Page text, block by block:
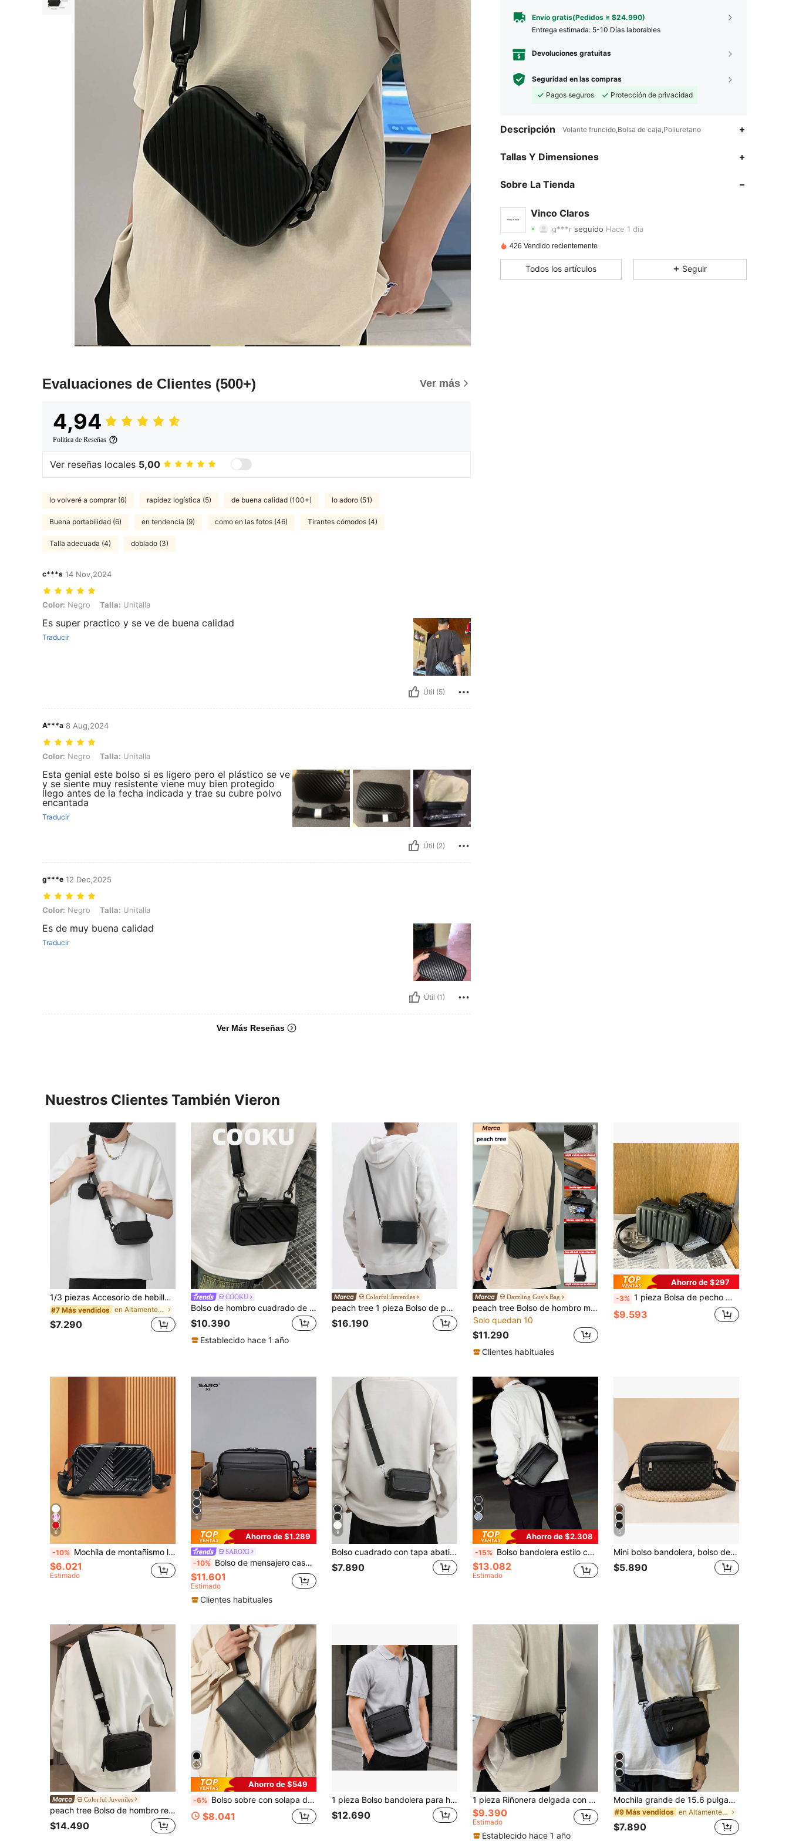
Evaluaciones de Clientes (500+) Ver más
4,94
Política de Reseñas
Ver reseñas locales 5,00
lo volveré a comprar (6) rapidez logística (5) de buena calidad (100+) lo adoro (51)
Buena portabilidad (6) en tendencia (9) como en las fotos (46) Tirantes cómodos (4)
Talla adecuada (4) doblado (3)
c***s 14 Nov,2024
Color: Negro, Talla: Unitalla
Color: Negro Talla: Unitalla
Es super practico y se ve de buena calidad
Traducir
Útil (5)
A***a 8 Aug,2024
Color: Negro, Talla: Unitalla
Color: Negro Talla: Unitalla
Esta genial este bolso si es ligero pero el plástico se ve
y se siente muy resistente viene muy bien protegido
llego antes de la fecha indicada y trae su cubre polvo
encantada
Traducir
Útil (2)
g***e 12 Dec,2025
Color: Negro, Talla: Unitalla
Color: Negro Talla: Unitalla
Es de muy buena calidad
Traducir
Útil (1)
Ver Más Reseñas
Envío gratis(Pedidos ≥ $24.990)
Entrega estimada: 5-10 Días laborables
Devoluciones gratuitas
Seguridad en las compras
Pagos seguros
Protección de privacidad
Descripción Volante fruncido,Bolsa de caja,Poliuretano
Tallas Y Dimensiones
Sobre La Tienda
Vinco Claros
4,92
4,92
4,92
g***r seguido Hace 1 día
4,92
426 Vendido recientemente
Todos los artículos Seguir
Nuestros Clientes También Vieron
1/3 piezas Accesorio de hebilla para bolso bandolera de cintura para deportes al aire libre, bolso bandolera multifuncional y portátil, adecuado para entusiastas militares, bolso camuflado impermeable, aplicable para ciclismo al aire libre, combate y uso quirúrgico (el negro es solo el bolso de cintura), bolso de trabajo, bolso de trabajo
#7 Más vendidos en Altamente recomprado Bolso de hombro inclinado
$7.290
COOKU
Bolso de hombro cuadrado de unicolor para hombres, bolso de mensajero cruzado con correa ajustable
$10.390
Establecido hace 1 año
Colorful Juveniles
peach tree 1 pieza Bolso de pecho/cintura minimalista de moda con estampado de letra, correa ajustable, cierre con cremallera, casual diario, deportivo, de viaje, estilo callejero, ligero, resistente al agua, de nailon con múltiples compartimentos, color melocotón, para hombre, bolso para teléfono, bolso de trabajo
$16.190
Dazzling Guy's Bag
peach tree Bolso de hombro mini de unicolor y versátil, bolso de hombre con diseño de árbol de melocotón para Navidad, artículos esenciales para vacaciones y viajes, regalos para papá, bolso cruzado vintage, bolso de mensajero, bolso de mano, bolso lateral para hombre, regalos divertidos, regalos para hombres, bolso de hombre para invierno, regalos de Navidad, regalos de San Valentín, bolso negro, artículos esenciales para vacaciones, bolsa de bandolera para camping para hombres, pegatinas, de vuelta al colegio, regalos de San Valentín para hombres, regalo vintage, paquete de bolsas cruzadas
Solo quedan 10
$11.290
Clientes habituales
Ahorro de $297
-3% 1 pieza Bolsa de pecho multifuncional para hombres con orificio para auriculares, bolsa de hombro, bolsa cruzada, mochila pequeña, bolsa de hombro ligera, bolsa para teléfono, unicolor, bolsa de bandolera deportiva, bolsa de cintura de gran capacidad para viajes al aire libre, vacaciones, viajes, ciclismo, senderismo, negro, artículos de viaje, ligero, antirrobo, regalo, Acción de Gracias, billetera, campus, escuela, estudiante, maestro, vacaciones, portátil, bolsillo de pecho, bolsillo lateral, bolsillo de cadera, regalo para hombres, regalo del Día de San Valentín, regalo interesante, Día del Padre, regalo para el esposo, bolsa para teléfono, vintage, bolsa de trabajo
$9.593
6
-10% Mochila de montañismo ligera para exteriores, mochila escolar de estudiante con bolsillos con cremallera y contraste de colores a la moda, mochila de viaje con cordón de gran capacidad, mochila de camping al aire libre, mochila de viaje resistente al agua para senderismo y deportes para hombres, temporada de regreso a clases, regalos de San Valentín, Día de San Valentín, Y2k, Pascua
$6.021
Estimado
6
Ahorro de $1.289
SAROXI
-10% Bolso de mensajero casual de moda para hombres, bolso cruzado de gran capacidad para jóvenes, nueva bolsa de regalo de estilo para el Día de San Valentín
$11.601
Estimado
Clientes habituales
9
Bolso cuadrado con tapa abatible, bolso de hombro de moda para hombre, mini bolso cruzado, unicolor de piel de PU
$7.890
Ahorro de $2.308
-15% Bolso bandolera estilo coreano, bolso de hombro, bolso cuadrado, estampado floral vintage aleatorio, estampado de molinillo, patrón geométrico, cuero PU de bloques de color, resistente al agua, multifuncional, casual, versátil, negocios, trabajador de oficina, estudiante, hombres, casual deportivo, bolso mensajero, regalo para novio
$13.082
Estimado
5
Mini bolso bandolera, bolso de pecho, riñonera, bolso cruzado para hombres con diseño de letra y gráfico, ideal para viajes, trabajo, deporte, ligero, antirrobo, con correa ajustable, estampado de tela, camuflaje, estampado de ocio, regalo de Acción de Gracias, bolso lateral, bolso de cintura, artículos esenciales de vacaciones, bolso de verano, bolso de vuelta al cole, bolso deportivo, bolso de primavera, bolsa de cinturón, bolso escolar, bolso pequeño, bolso de Body para hombres, bolsa, bolsa de festival, bolsa de teléfono, bolsa de trabajo
$5.890
Colorful Juveniles
peach tree Bolso de hombro retro y novedoso "Envíame un mensaje si me quieres", mochila de gran capacidad con forma de teléfono celular divertido de piel de PU para aficionados a la tecnología, mochila escolar, mochila de estudiantes, bolsa para libros, mochila casual de moda, mochila de vacaciones, bolsa de playa vintage, funda para portátil vintage
$14.490
Ahorro de $549
-6% Bolso sobre con solapa de PU estilo coreano minimalista, bolso bandolera de pecho unisex de textura premium, bolso de hombro, bolso cuadrado pequeño/minimalista retro/versátil de moda/bolso de negocios/bolso para teléfono/gran capacidad resistente al agua/uso diario
$8.041
1 pieza Bolso bandolera para hombre, bolso de hombro, bolso de cintura, bolso de mano, bolso deportivo, billetera, tarjetero, tela de PU, multicompartimento, multipropósito, correa ajustable, nuevo bolso de moda minimalista casual, bolso deportivo portátil para hombres, bolso de viaje, adecuado para trabajo, escuela, viaje de negocios, transporte, compras, regalo para novio, familia y amigos. (Todas las letras de marca son aleatorias)
$12.690
1 pieza Riñonera delgada con bolsillo para teléfono móvil, bolsa de cintura multifuncional impermeable de nailon casual para deportes al aire libre, regalos divertidos, vacaciones, universidad, hombres - Bolsa de pecho, bolsa cruzada, bolsa de cadera, bolsa negra, esenciales de viaje, esenciales de vacaciones, bolsa escolar, bolsa de primavera
$9.390
Estimado
Establecido hace 1 año
4
Mochila grande de 15.6 pulgadas con capacidad de carga, resistente al agua y a la suciedad, con parche de letra decorativo, mochila escolar, mochila universitaria multifuncional para exteriores, mochila casual de moda, bolso lateral, bolso de cadera, regalo, mochila escolar, bolso de viaje, estuche para portátil, bolsa de deporte, bolsa de vacaciones
#9 Más vendidos en Altamente recomprado Bolso de hombro inclinado
$7.890